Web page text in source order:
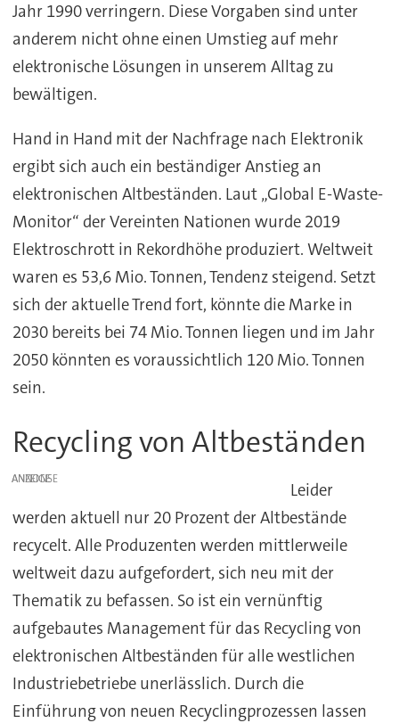
Jahr 1990 verringern. Diese Vorgaben sind unter
anderem nicht ohne einen Umstieg auf mehr
elektronische Lösungen in unserem Alltag zu
bewältigen.
Hand in Hand mit der Nachfrage nach Elektronik
ergibt sich auch ein beständiger Anstieg an
elektronischen Altbeständen. Laut „Global E-Waste-
Monitor“ der Vereinten Nationen wurde 2019
Elektroschrott in Rekordhöhe produziert. Weltweit
waren es 53,6 Mio. Tonnen, Tendenz steigend. Setzt
sich der aktuelle Trend fort, könnte die Marke in
2030 bereits bei 74 Mio. Tonnen liegen und im Jahr
2050 könnten es voraussichtlich 120 Mio. Tonnen
sein.
Recycling von Altbeständen
ANZEIGE
Leider
werden aktuell nur 20 Prozent der Altbestände
recycelt. Alle Produzenten werden mittlerweile
weltweit dazu aufgefordert, sich neu mit der
Thematik zu befassen. So ist ein vernünftig
aufgebautes Management für das Recycling von
elektronischen Altbeständen für alle westlichen
Industriebetriebe unerlässlich. Durch die
Einführung von neuen Recyclingprozessen lassen